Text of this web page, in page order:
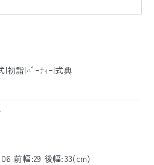
|初詣|ﾊﾟｰﾃｨｰ|式典
前幅:29 後幅:33(cm)